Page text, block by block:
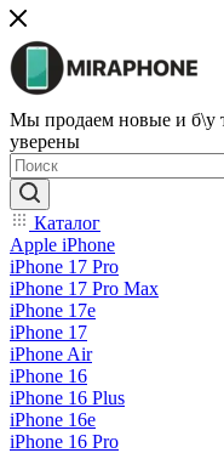
Мы продаем новые и б\у
уверены
Каталог
Apple iPhone
iPhone 17 Pro
iPhone 17 Pro Max
iPhone 17e
iPhone 17
iPhone Air
iPhone 16
iPhone 16 Plus
iPhone 16e
iPhone 16 Pro